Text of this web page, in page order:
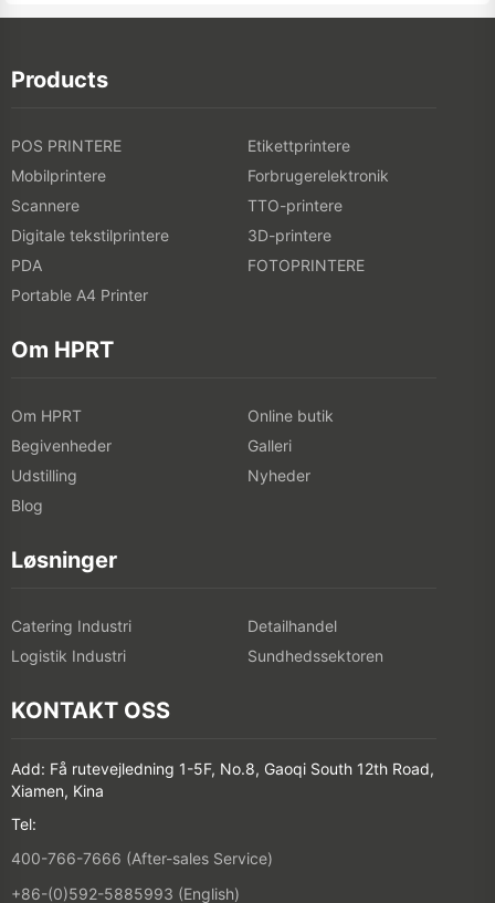
Products
POS PRINTERE
Etikettprintere
Mobilprintere
Forbrugerelektronik
Scannere
TTO-printere
Digitale tekstilprintere
3D-printere
PDA
FOTOPRINTERE
Portable A4 Printer
Om HPRT
Om HPRT
Online butik
Begivenheder
Galleri
Udstilling
Nyheder
Blog
Løsninger
Catering Industri
Detailhandel
Logistik Industri
Sundhedssektoren
KONTAKT OSS
Add: Få rutevejledning 1-5F, No.8, Gaoqi South 12th Road,
Xiamen, Kina
Tel:
400-766-7666 (After-sales Service)
+86-(0)592-5885993 (English)